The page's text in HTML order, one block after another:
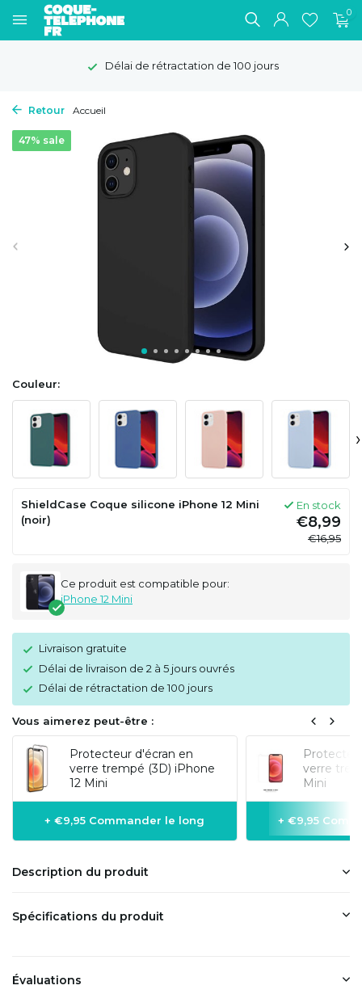
0
Délai de rétractation de 100 jours
Retour Accueil
47% sale
Couleur:
›
ShieldCase Coque silicone iPhone 12 Mini
(noir)
En stock
€8,99
€16,95
Ce produit est compatible pour:
iPhone 12 Mini
Livraison gratuite
Délai de livraison de 2 à 5 jours ouvrés
Délai de rétractation de 100 jours
Vous aimerez peut-être :
Protecteur d'écran en
verre trempé (3D) iPhone
12 Mini
+ €9,95 Commander le long
verre
Mini
+ €9,95
Description du produit
Spécifications du produit
Évaluations